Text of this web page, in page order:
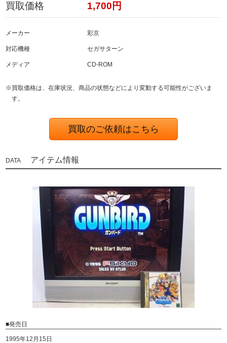
買取価格 1,700円
メーカー 彩京
対応機種 セガサターン
メディア CD-ROM
※買取価格は、在庫状況、商品の状態などにより変動する可能性がございま
す。
買取のご依頼はこちら
アイテム情報
■発売日
1995年12月15日